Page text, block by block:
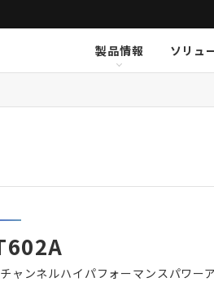
製品情報
K-array
TiMax
ソリュ
K-array
TiMax
ャンネルハイパフォーマンスパワー